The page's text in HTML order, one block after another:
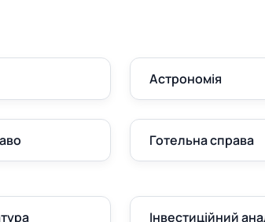
Астрономія
Готельна справа
Інвестиційний